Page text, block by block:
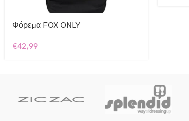
Φόρεμα FOX ONLY
€42,99